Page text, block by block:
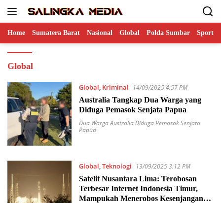
Home Sumatera Barat Nasional Global Polda Sumbar Sports
Global
Global, Kriminal
14/09/2025 4:57 PM
Australia Tangkap Dua Warga yang
Diduga Pemasok Senjata Papua
Dua Warga Australia Diduga Pemasok Senjata
Papua
Global Teknologi
13/09/2025 3:12 PM
Satelit Nusantara Lima: Terobosan
Terbesar Internet Indonesia Timur,
Mampukah Menerobos Kesenjangan